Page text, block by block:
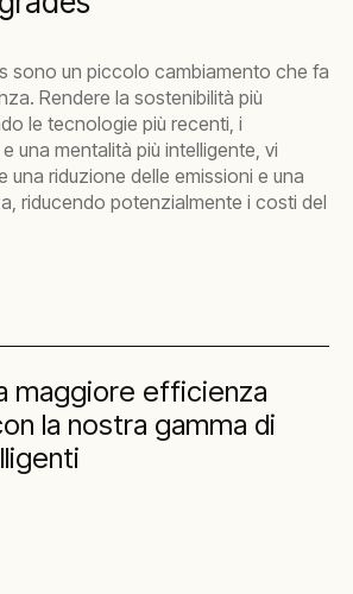
sono un piccolo cambiamento che fa
Rendere la sostenibilità più
le tecnologie più recenti, i
una mentalità più intelligente, vi
una riduzione delle emissioni e una
riducendo potenzialmente i costi del
maggiore efficienza
la nostra gamma di